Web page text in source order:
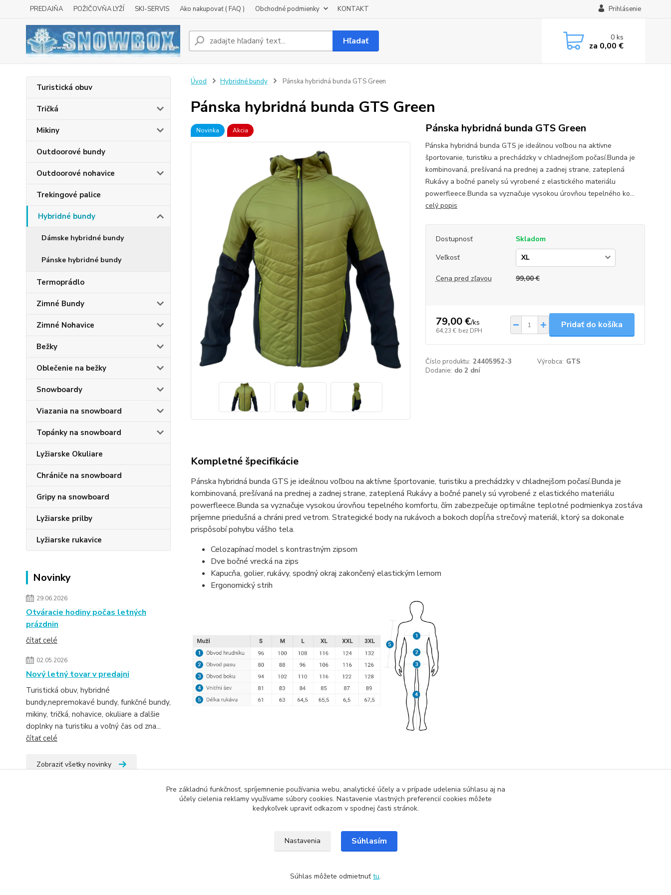
PREDAJŇA POŽIČOVŇA LYŽÍ SKI-SERVIS Ako nakupovať ( FAQ ) Obchodné podmienky KONTAKT Prihlásenie
Hľadať 0ks
za 0,00 €
Turistická obuv
Tričká
Mikiny
Outdoorové bundy
Outdoorové nohavice
Trekingové palice
Hybridné bundy
Dámske hybridné bundy
Pánske hybridné bundy
Termoprádlo
Zimné Bundy
Zimné Nohavice
Bežky
Oblečenie na bežky
Snowboardy
Viazania na snowboard
Topánky na snowboard
Lyžiarske Okuliare
Chrániče na snowboard
Gripy na snowboard
Lyžiarske prilby
Lyžiarske rukavice
Novinky
29.06.2026
Otváracie hodiny počas letných
prázdnin
čítať celé
02.05.2026
Nový letný tovar v predajni
Turistická obuv, hybridné
bundy,nepremokavé bundy, funkčné bundy,
mikiny, tričká, nohavice, okuliare a ďalšie
doplnky na turistiku a voľný čas od zna...
čítať celé
Zobraziť všetky novinky
Úvod Hybridné bundy Pánska hybridná bunda GTS Green
Pánska hybridná bunda GTS Green
Novinka Akcia Pánska hybridná bunda GTS Green
Pánska hybridná bunda GTS je ideálnou voľbou na aktívne
športovanie, turistiku a prechádzky v chladnejšom počasí.Bunda je
kombinovaná, prešívaná na prednej a zadnej strane, zateplená
Rukávy a bočné panely sú vyrobené z elastického materiálu
powerfleece.Bunda sa vyznačuje vysokou úrovňou tepelného ko...
celý popis
Dostupnosť
Skladom
Veľkosť
Cena pred zľavou 99,00 €
79,00 €/ks
64,23 € bez DPH
Pridať do košíka
Číslo produktu: 24405952-3 Výrobca: GTS
Dodanie: do 2 dní
Kompletné špecifikácie
Pánska hybridná bunda GTS je ideálnou voľbou na aktívne športovanie, turistiku a prechádzky v chladnejšom počasí.Bunda je
kombinovaná, prešívaná na prednej a zadnej strane, zateplená Rukávy a bočné panely sú vyrobené z elastického materiálu
powerfleece.Bunda sa vyznačuje vysokou úrovňou tepelného komfortu, čím zabezpečuje optimálne teplotné podmienkya zostáva
príjemne priedušná a chráni pred vetrom. Strategické body na rukávoch a bokoch dopĺňa strečový materiál, ktorý sa dokonale
prispôsobí pohybu vášho tela.
Celozapínací model s kontrastným zipsom
Dve bočné vrecká na zips
Kapucňa, golier, rukávy, spodný okraj zakončený elastickým lemom
Ergonomický strih
Tovar zaradený v kategóriách
Hybridné bundy Oblečenie na bežky
Pre základnú funkčnosť, spríjemnenie používania webu, analytické účely a v prípade udelenia súhlasu aj na
účely cielenia reklamy využívame súbory cookies. Nastavenie vlastných preferencií cookies môžete
kedykoľvek upraviť odkazom v spodnej časti stránok.
Nastavenia Súhlasím
Súhlas môžete odmietnuť tu.